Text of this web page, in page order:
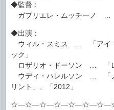
◆監督：
ガブリエレ・ムッチーノ …
◆出演：
ウィル・スミス … 「アイ・
ック」
ロザリオ・ドーソン … 「レ
ウディ・ハレルソン … 「ノ
リント」、「2012」